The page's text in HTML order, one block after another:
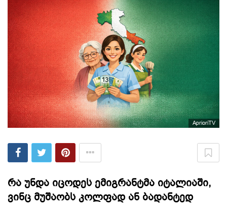
AprioriTV
რა უნდა იცოდეს ემიგრანტმა იტალიაში,
ვინც მუშაობს კოლფად ან ბადანტედ